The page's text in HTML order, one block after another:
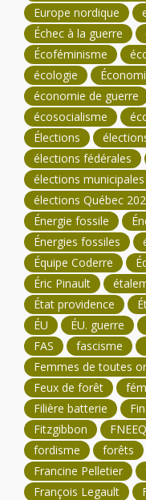
Europe nordique
Échec à la guerre
Écoféminisme
écologie
économie de guerre
écosocialisme
Élections
élections fédérales
élections municipales
élections Québec
Énergie fossile
Énergies fossiles
Équipe Coderre
Éric Pinault
État providence
ÉU
ÉU. guerre
FAS
fascisme
Femmes de toutes
Feux de forêt
Filière batterie
Fitzgibbon
FNEEQ
fordisme
forêts
Francine Pelletier
François Legault